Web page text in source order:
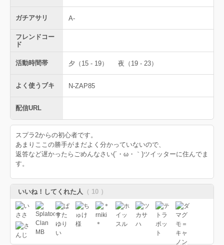
ガチアサリ A-
フレンドコー
ド
活動時間帯 夕（15 - 19） 夜（19 - 23）
よく使うブキ N-ZAP85
配信URL
スプラ2からの初心者です。
あまりここの勝手がまだよく分かっていないので、
返答など遅かったらごめんなさい(´・ω・｀)ツイッターに住んでま
す。
いいね！してくれた人 （ 10 ）